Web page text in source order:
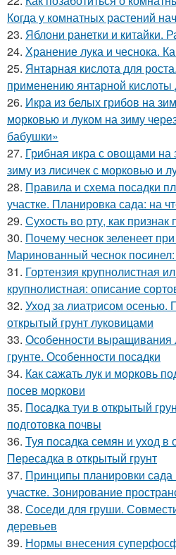
Когда у комнатных растений
23. Яблони ранетки и китайки.
24. Хранение лука и чеснока.
25. Янтарная кислота для
применению янтарной кислоты
26. Икра из белых грибов на
морковью и луком на зиму
бабушки»
27. Грибная икра с овощами на
зиму из лисичек с морковью и
28. Правила и схема посадки
участке. Планировка сада: на
29. Сухость во рту, как признак
30. Почему чеснок зеленеет
Маринованный чеснок
31. Гортензия крупнолистная
крупнолистная: описание
32. Уход за лиатрисом осенью.
открытый грунт луковицами
33. Особенности выращивания
грунте. Особенности посадки
34. Как сажать лук и морковь
посев моркови
35. Посадка туи в открытый
подготовка почвы
36. Туя посадка семян и уход в
Пересадка в открытый грунт
37. Принципы планировки сада
участке. Зонирование
38. Соседи для груши.
деревьев
39. Нормы внесения